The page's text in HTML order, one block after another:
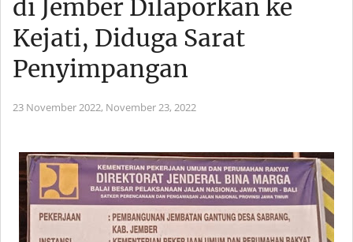
di Jember Dilaporkan ke
Kejati, Diduga Sarat
Penyimpangan
23 November 2022, November 23, 2022